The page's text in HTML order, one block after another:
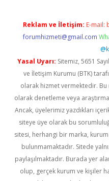
Reklam ve İletişim: E-mail:
forumhizmeti@gmail.com
Yasal Uyarı: Sitemiz, 5651
ve İletişim Kurumu (BTK)
olarak hizmet vermektedir.
olarak denetleme veya
Ancak, üyelerimiz yazdıkları
siteye üye olarak bu
sitesi, herhangi bir marka, kurum
bulunmamaktadır. Sitede
paylaşılmaktadır. Burada yer
olup, gerçek kurum ve kişiler